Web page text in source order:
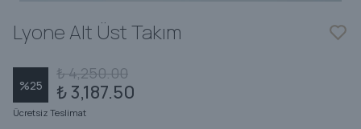
Lyone Alt Üst Takım
%25
₺ 4,250.00
₺ 3,187.50
Ücretsiz Teslimat